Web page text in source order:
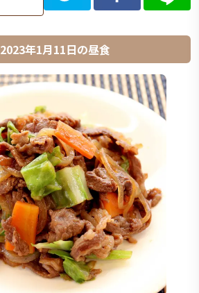
2023年1月11日の昼食